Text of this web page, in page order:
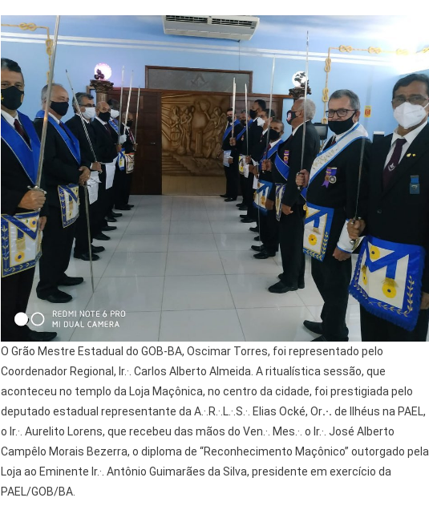
O Grão Mestre Estadual do GOB-BA, Oscimar Torres, foi representado pelo
Coordenador Regional, Ir.·. Carlos Alberto Almeida. A ritualística sessão, que
aconteceu no templo da Loja Maçônica, no centro da cidade, foi prestigiada pelo
deputado estadual representante da A.·.R.·.L.·.S.·. Elias Ocké, Or.·. de Ilhéus na PAEL,
o Ir.·. Aurelito Lorens, que recebeu das mãos do Ven.·. Mes.·. o Ir.·. José Alberto
Campêlo Morais Bezerra, o diploma de “Reconhecimento Maçônico” outorgado pela
Loja ao Eminente Ir.·. Antônio Guimarães da Silva, presidente em exercício da
PAEL/GOB/BA.